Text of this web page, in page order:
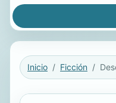
Inicio Ficción